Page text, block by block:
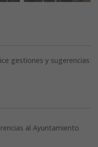
gestiones y sugerencias
al Ayuntamiento